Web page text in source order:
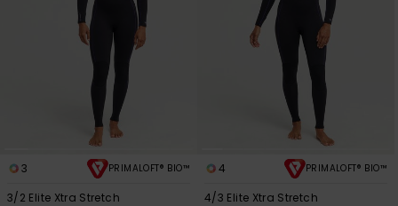
3 PRIMALOFT® BIO™
3/2 Elite Xtra Stretch
4 PRIMALOFT® BIO™
4/3 Elite Xtra Stretch